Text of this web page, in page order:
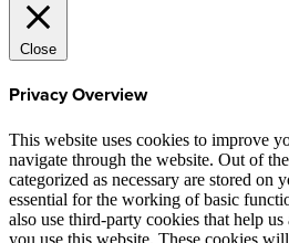
Close
Privacy Overview
This website uses cookies to improve
navigate through the website. Out of
categorized as necessary are stored on
essential for the working of basic
also use third-party cookies that help
you use this website. These cookies